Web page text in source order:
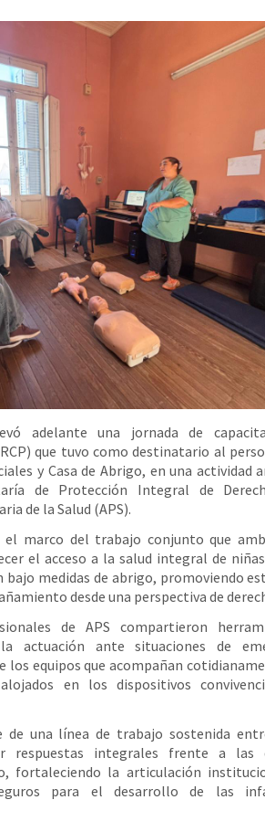
adelante una jornada de
que tuvo como destinatario al
y Casa de Abrigo, en una actividad
de Protección Integral de
de la Salud (APS).
marco del trabajo conjunto que
el acceso a la salud integral de
bajo medidas de abrigo, promoviendo
desde una perspectiva de
de APS compartieron
actuación ante situaciones de
los equipos que acompañan
en los dispositivos
una línea de trabajo sostenida
respuestas integrales frente a las
fortaleciendo la articulación
para el desarrollo de las